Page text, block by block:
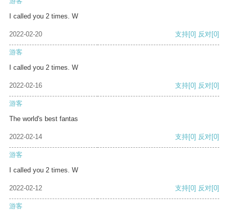
I called you 2 times. W
2022-02-20 支持[0] 反对[0]
游客
I called you 2 times. W
2022-02-16 支持[0] 反对[0]
游客
The world's best fantas
2022-02-14 支持[0] 反对[0]
游客
I called you 2 times. W
2022-02-12 支持[0] 反对[0]
游客